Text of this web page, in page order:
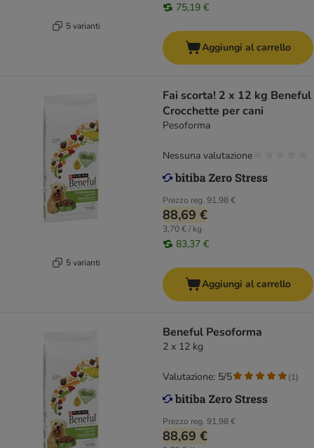
5 varianti
75,19 €
Aggiungi al carrello
5 varianti
Fai scorta! 2 x 12 kg Beneful
Crocchette per cani
Pesoforma
Prezzo reg. 91,98 €
88,69 €
3,70 € / kg
83,37 €
Nessuna valutazione
Aggiungi al carrello
Beneful Pesoforma
2 x 12 kg
Prezzo reg. 91,98 €
88,69 €
Valutazione: 5/5 (1)